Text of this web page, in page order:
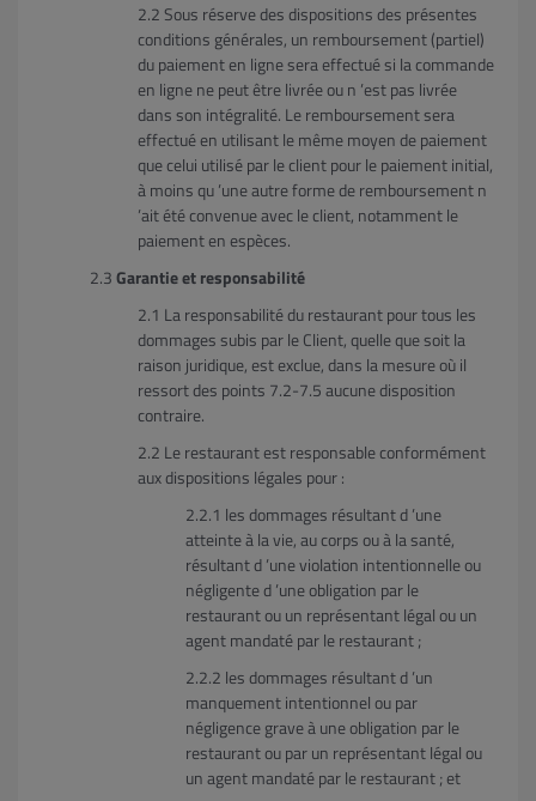
Sous réserve des dispositions des présentes
conditions générales, un remboursement (partiel)
du paiement en ligne sera effectué si la commande
en ligne ne peut être livrée ou n ’est pas livrée
dans son intégralité. Le remboursement sera
effectué en utilisant le même moyen de paiement
que celui utilisé par le client pour le paiement initial,
à moins qu ’une autre forme de remboursement n
’ait été convenue avec le client, notamment le
paiement en espèces.
Garantie et responsabilité
La responsabilité du restaurant pour tous les
dommages subis par le Client, quelle que soit la
raison juridique, est exclue, dans la mesure où il
ressort des points 7.2-7.5 aucune disposition
contraire.
Le restaurant est responsable conformément
aux dispositions légales pour :
les dommages résultant d ’une
atteinte à la vie, au corps ou à la santé,
résultant d ’une violation intentionnelle ou
négligente d ’une obligation par le
restaurant ou un représentant légal ou un
agent mandaté par le restaurant ;
les dommages résultant d ’un
manquement intentionnel ou par
négligence grave à une obligation par le
restaurant ou par un représentant légal ou
un agent mandaté par le restaurant ; et